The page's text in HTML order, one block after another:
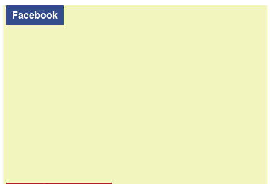
Facebook